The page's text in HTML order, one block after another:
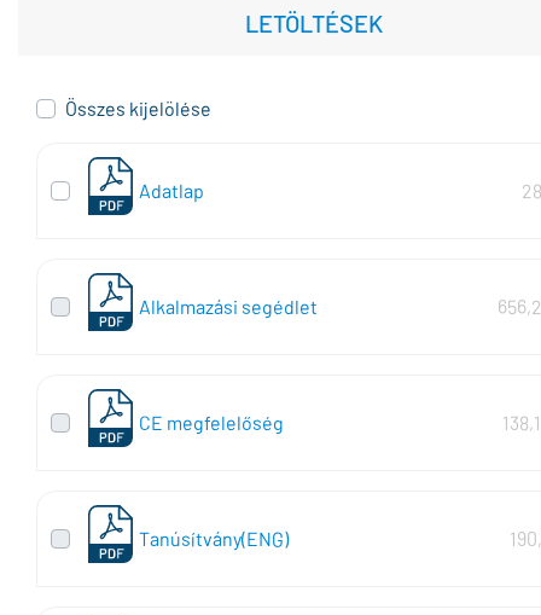
LETÖLTÉSEK
Összes kijelölése
Adatlap
Alkalmazási segédlet
CE megfelelőség
Tanúsítvány(ENG)